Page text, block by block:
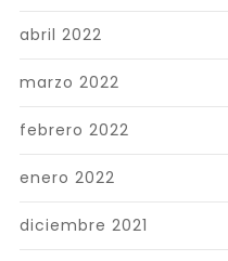
abril 2022
marzo 2022
febrero 2022
enero 2022
diciembre 2021